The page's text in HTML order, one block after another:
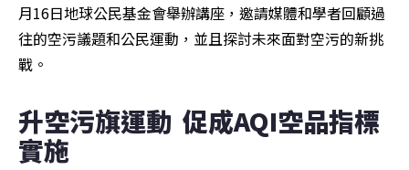
月16日地球公民基金會舉辦講座，邀請媒體和學者回顧過
往的空污議題和公民運動，並且探討未來面對空污的新挑
戰。
升空污旗運動  促成AQI空品指標
實施